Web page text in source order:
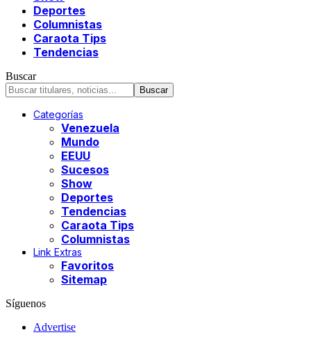
Deportes
Columnistas
Caraota Tips
Tendencias
Buscar
Categorías
Venezuela
Mundo
EEUU
Sucesos
Show
Deportes
Tendencias
Caraota Tips
Columnistas
Link Extras
Favoritos
Sitemap
Síguenos
Advertise